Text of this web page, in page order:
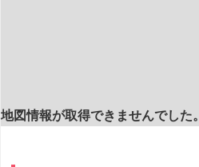
地図情報が取得できませんでした。